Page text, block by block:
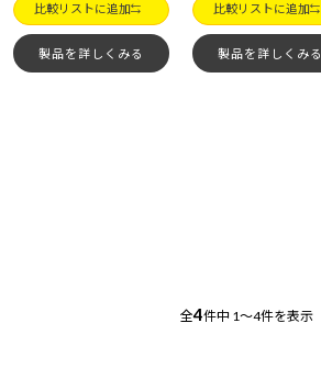
比較リストに追加
製品を詳しくみる
比較リストに追加
製品を詳しくみる
全4件中 1～4件を表示